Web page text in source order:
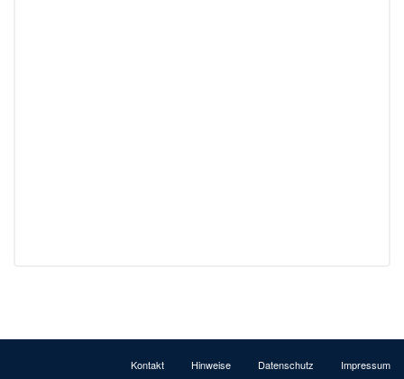
Kontakt Hinweise Datenschutz Impressum